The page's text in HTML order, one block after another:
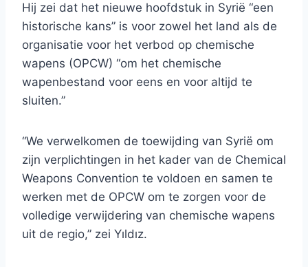
Hij zei dat het nieuwe hoofdstuk in Syrië “een
historische kans” is voor zowel het land als de
organisatie voor het verbod op chemische
wapens (OPCW) “om het chemische
wapenbestand voor eens en voor altijd te
sluiten.”
“We verwelkomen de toewijding van Syrië om
zijn verplichtingen in het kader van de Chemical
Weapons Convention te voldoen en samen te
werken met de OPCW om te zorgen voor de
volledige verwijdering van chemische wapens
uit de regio,” zei Yıldız.